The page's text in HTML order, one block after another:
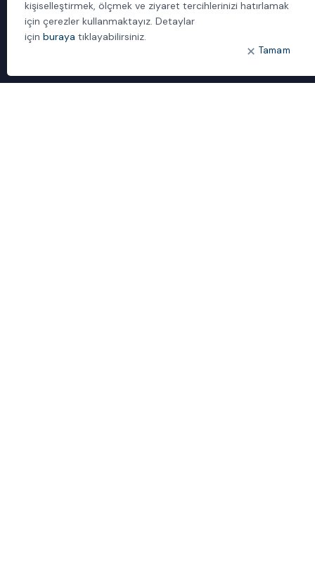
ÖNE ÇIKANLAR
Bulut Dönüşümü
kişiselleştirmek, ölçmek ve ziyaret tercihlerinizi hatırlamak
için çerezler kullanmaktayız. Detaylar
için buraya tıklayabilirsiniz.
Tamam